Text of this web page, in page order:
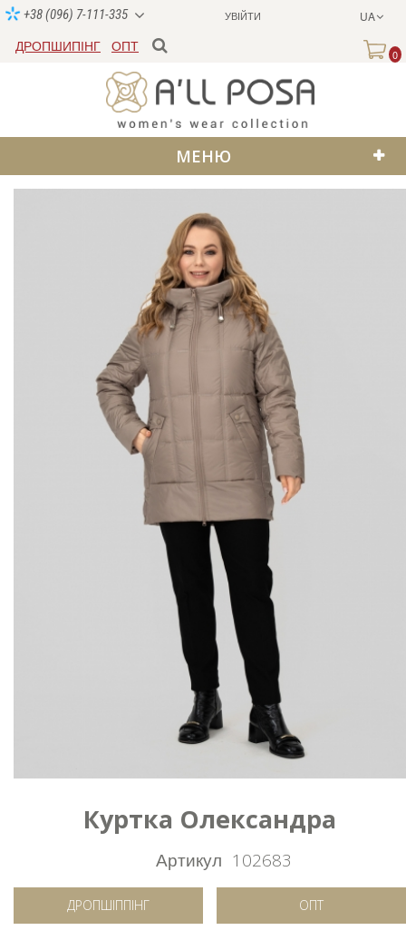
УВІЙТИ UA
+38 (096) 7-111-335
ДРОПШИПІНГ ОПТ
0
МЕНЮ
Куртка Олександра
Артикул 102683
ДРОПШІППІНГ ОПТ